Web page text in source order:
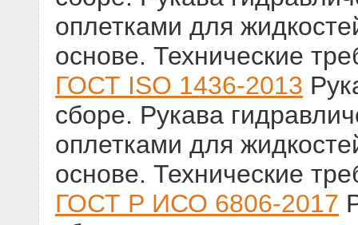
оплетками для
основе. Технические
ГОСТ ISO 1436-2013
сборе. Рукава
оплетками для
основе. Технические
ГОСТ Р ИСО 6806-2017